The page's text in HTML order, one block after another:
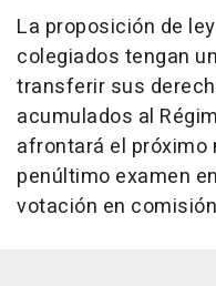
La proposición de
colegiados tengan
transferir sus
acumulados al
afrontará el próximo
penúltimo examen
votación en